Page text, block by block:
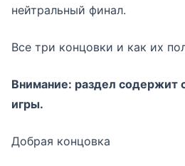
нейтральный финал.
Все три концовки и как их
Внимание: раздел содержит
игры.
Добрая концовка